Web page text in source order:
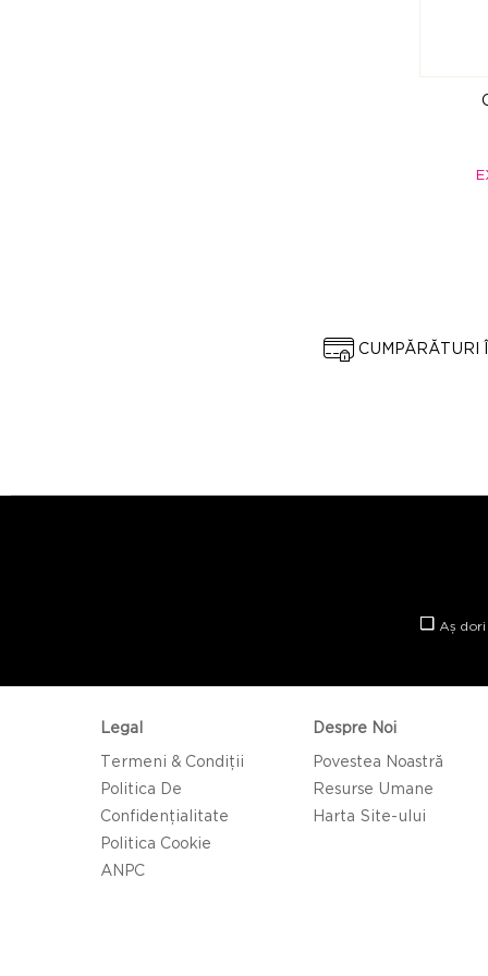
CUMPĂRĂTURI
Aș
Legal
Termeni & Condiții
Politica De
Confidențialitate
Politica Cookie
ANPC
Despre Noi
Povestea Noastră
Resurse Umane
Harta Site-ului